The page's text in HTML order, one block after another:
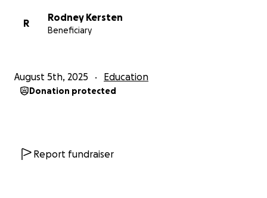
R
Rodney Kersten
Beneficiary
August 5th, 2025 Education
Donation protected
Report fundraiser